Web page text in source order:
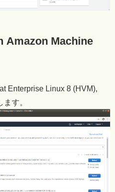
Amazon Machine
Enterprise Linux 8 (HVM),
す。